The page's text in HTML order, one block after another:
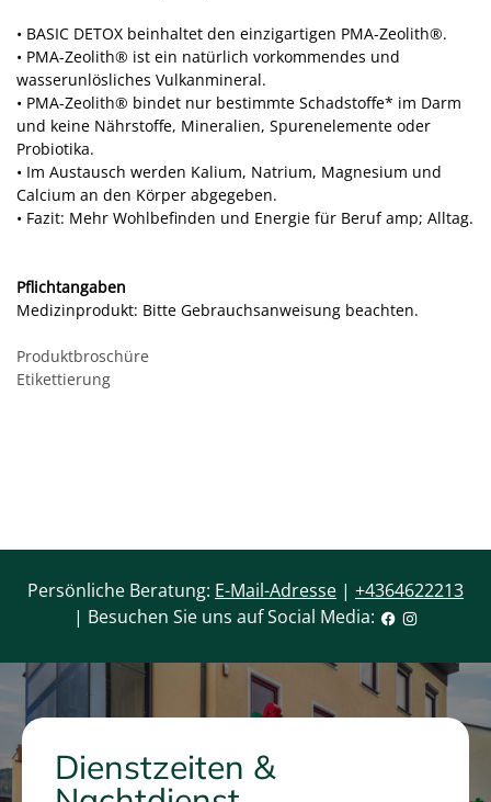
• BASIC DETOX beinhaltet den einzigartigen PMA-Zeolith®.
• PMA-Zeolith® ist ein natürlich vorkommendes und
wasserunlösliches Vulkanmineral.
• PMA-Zeolith® bindet nur bestimmte Schadstoffe* im Darm
und keine Nährstoffe, Mineralien, Spurenelemente oder
Probiotika.
• Im Austausch werden Kalium, Natrium, Magnesium und
Calcium an den Körper abgegeben.
• Fazit: Mehr Wohlbefinden und Energie für Beruf amp; Alltag.
Pflichtangaben
Medizinprodukt: Bitte Gebrauchsanweisung beachten.
Produktbroschüre
Etikettierung
Persönliche Beratung: E-Mail-Adresse | +4364622213
| Besuchen Sie uns auf Social Media:
Dienstzeiten &